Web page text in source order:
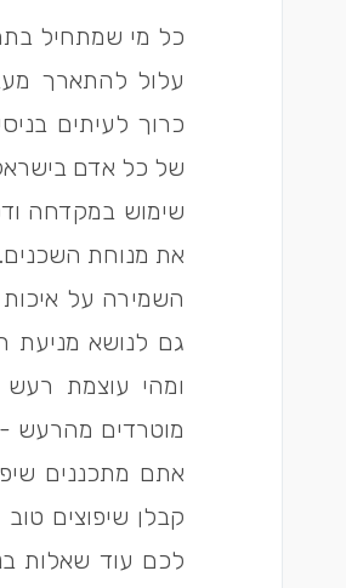
כל מי שמתחיל
עלול להתארך
כרוך לעיתים
של כל אדם
שימוש במקדחה
את מנוחת
השמירה על
גם לנושא מניעת
ומהי עוצמת
מוטרדים מהרעש
אתם מתכננים
קבלן שיפוצים
לכם עוד שאלות